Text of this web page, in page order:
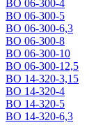
ВО 06-300-4
ВО 06-300-5
ВО 06-300-6,3
ВО 06-300-8
ВО 06-300-10
ВО 06-300-12,5
ВО 14-320-3,15
ВО 14-320-4
ВО 14-320-5
ВО 14-320-6,3